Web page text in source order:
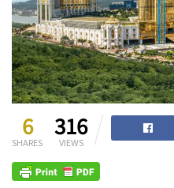
6
SHARES
316
VIEWS